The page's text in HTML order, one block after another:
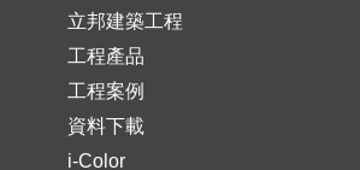
立邦建築工程
工程產品
工程案例
資料下載
i-Color